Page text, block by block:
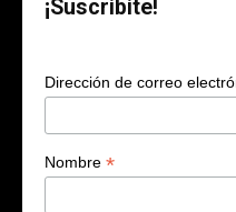
¡Suscribite!
Dirección de correo
Nombre *